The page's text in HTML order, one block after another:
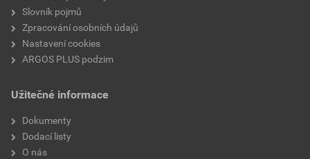
Slovník pojmů
Zpracování osobních údajů
Nastavení cookies
ARGOS PLUS podzim
Užitečné informace
Dokumenty
Dodací listy
O nás